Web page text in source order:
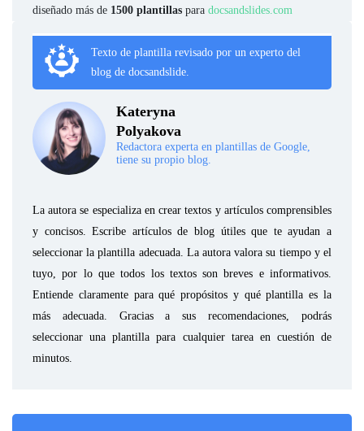
diseñado más de 1500 plantillas para docsandslides.com
Texto de plantilla revisado por un experto del
blog de docsandslide.
Kateryna
Polyakova
Redactora experta en plantillas de Google,
tiene su propio blog.
La autora se especializa en crear textos y artículos comprensibles
y concisos. Escribe artículos de blog útiles que te ayudan a
seleccionar la plantilla adecuada. La autora valora su tiempo y el
tuyo, por lo que todos los textos son breves e informativos.
Entiende claramente para qué propósitos y qué plantilla es la
más adecuada. Gracias a sus recomendaciones, podrás
seleccionar una plantilla para cualquier tarea en cuestión de
minutos.